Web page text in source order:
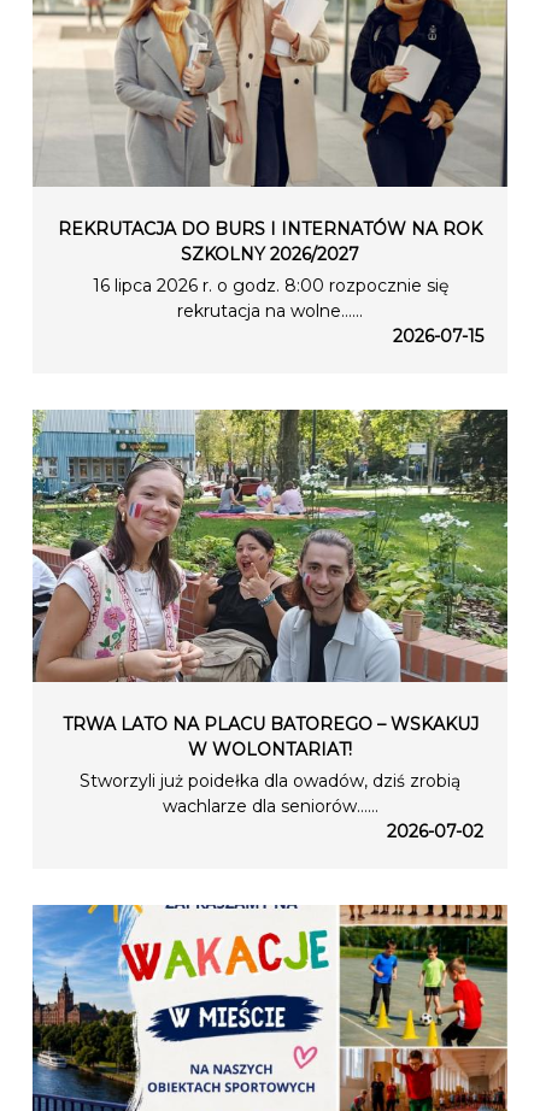
REKRUTACJA DO BURS I INTERNATÓW NA ROK
SZKOLNY 2026/2027
16 lipca 2026 r. o godz. 8:00 rozpocznie się
rekrutacja na wolne…...
2026-07-15
TRWA LATO NA PLACU BATOREGO – WSKAKUJ
W WOLONTARIAT!
Stworzyli już poidełka dla owadów, dziś zrobią
wachlarze dla seniorów…...
2026-07-02